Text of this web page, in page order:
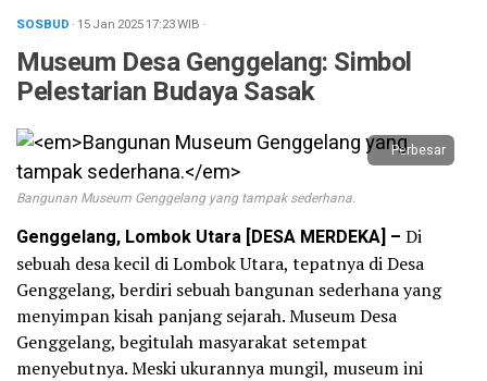
SOSBUD · 15 Jan 202517:23WIB ·
Museum Desa Genggelang: Simbol
Pelestarian Budaya Sasak
Perbesar
Bangunan Museum Genggelang yang tampak sederhana.
Genggelang, Lombok Utara [DESA MERDEKA] – Di
sebuah desa kecil di Lombok Utara, tepatnya di Desa
Genggelang, berdiri sebuah bangunan sederhana yang
menyimpan kisah panjang sejarah. Museum Desa
Genggelang, begitulah masyarakat setempat
menyebutnya. Meski ukurannya mungil, museum ini